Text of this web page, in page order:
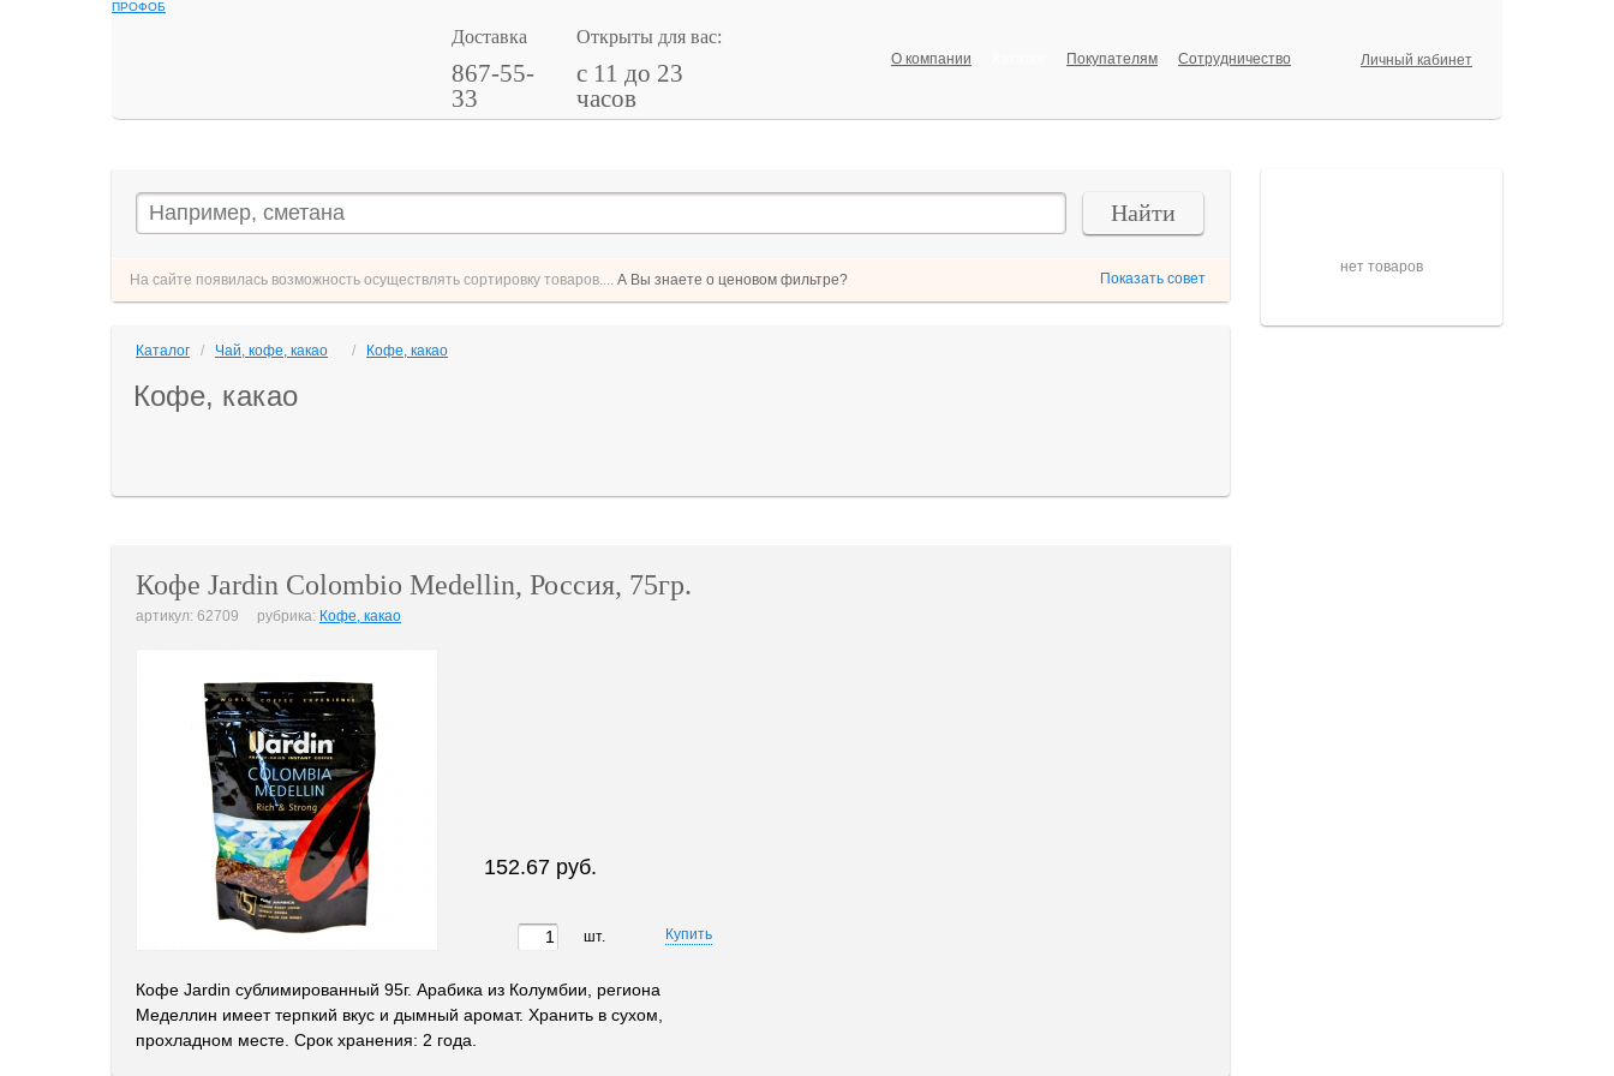
ПРОФОБ
Доставка
867-55-
33
Открыты для вас:
с 11 до 23
часов
О компании Покупателям Сотрудничество Личный кабинет
нет товаров
Найти
Показать совет
На сайте появилась возможность осуществлять сортировку товаров.... А Вы знаете о ценовом фильтре?
Каталог / Чай, кофе, какао / Кофе, какао
Кофе, какао
Кофе Jardin Colombio Medellin, Россия, 75гр.
артикул: 62709 рубрика: Кофе, какао
152.67 руб.
шт.
Кофе Jardin сублимированный 95г. Арабика из Колумбии, региона
Меделлин имеет терпкий вкус и дымный аромат. Хранить в сухом,
прохладном месте. Срок хранения: 2 года.